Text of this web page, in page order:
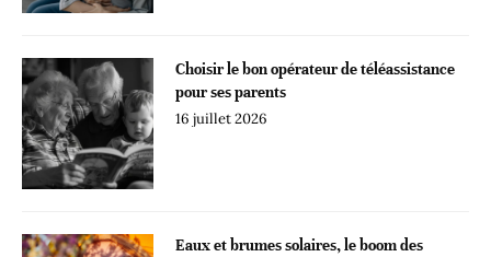
Choisir le bon opérateur de téléassistance
pour ses parents
16 juillet 2026
Eaux et brumes solaires, le boom des